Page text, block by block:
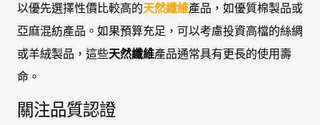
以優先選擇性價比較高的天然纖維產品，如優質棉製品或
亞麻混紡產品。如果預算充足，可以考慮投資高檔的絲綢
或羊絨製品，這些天然纖維產品通常具有更長的使用壽
命。
關注品質認證